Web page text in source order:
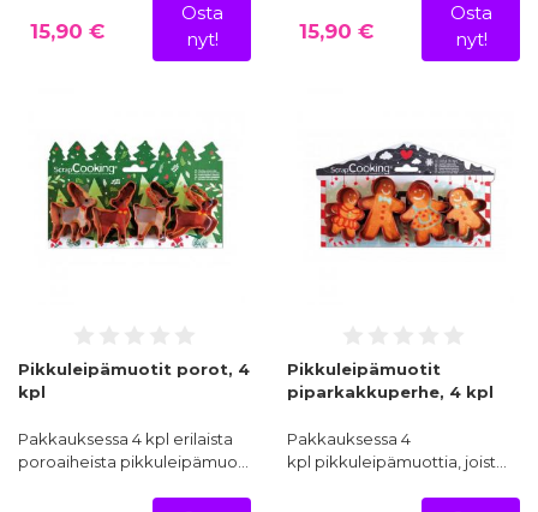
15,90 €
Osta
nyt!
15,90 €
Osta
nyt!
Pikkuleipämuotit porot, 4
kpl
Pakkauksessa 4 kpl erilaista
poroaiheista pikkuleipämuo…
Pikkuleipämuotit
piparkakkuperhe, 4 kpl
Pakkauksessa 4
kpl pikkuleipämuottia, joist…